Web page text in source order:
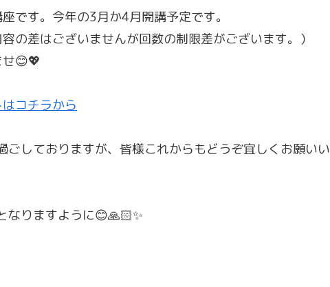
です。今年の3月か4月開講予定です。
の差はございませんが回数の制限差がございます。）
😊💖
コチラから
しておりますが、皆様これからもどうぞ宜しくお願いい
なりますように😊🙏🏻✨